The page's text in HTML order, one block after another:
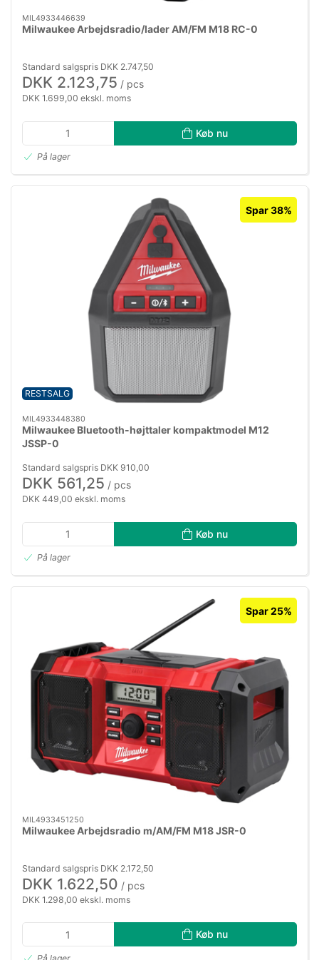
MIL4933446639
Milwaukee Arbejdsradio/lader AM/FM M18 RC-0
Standard salgspris DKK 2.747,50
DKK 2.123,75 / pcs
DKK 1.699,00 ekskl. moms
Køb nu
På lager
RESTSALG
Spar 38%
MIL4933448380
Milwaukee Bluetooth-højttaler kompaktmodel M12
JSSP-0
Standard salgspris DKK 910,00
DKK 561,25 / pcs
DKK 449,00 ekskl. moms
Køb nu
På lager
Spar 25%
MIL4933451250
Milwaukee Arbejdsradio m/AM/FM M18 JSR-0
Standard salgspris DKK 2.172,50
DKK 1.622,50 / pcs
DKK 1.298,00 ekskl. moms
Køb nu